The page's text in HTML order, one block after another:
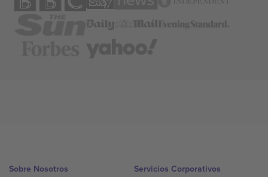
Sobre Nosotros
Servicios Corporativos